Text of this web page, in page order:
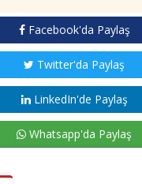
Facebook'da Paylaş
Twitter'da Paylaş
LinkedIn'de Paylaş
Whatsapp'da Paylaş